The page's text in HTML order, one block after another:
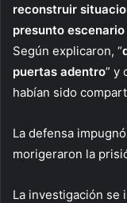
reconstruir
presunto
Según explicaron, “
puertas adentro” y
habían sido
La defensa
morigeraron la
La investigación se